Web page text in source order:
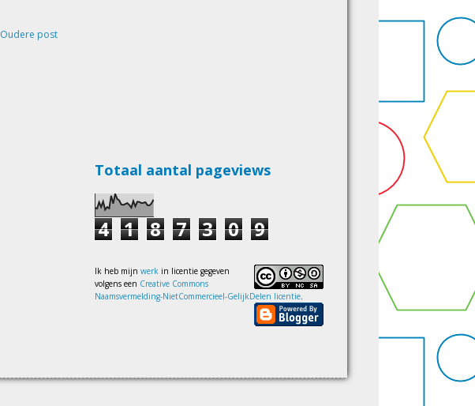
Oudere post
Totaal aantal pageviews
4 1 8 7 3 0 9
Ik heb mijn werk in licentie gegeven
volgens een Creative Commons
Naamsvermelding-NietCommercieel-GelijkDelen licentie